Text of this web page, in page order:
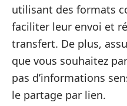
utilisant des formats
faciliter leur envoi et
transfert. De plus,
que vous souhaitez
pas d’informations
le partage par lien.